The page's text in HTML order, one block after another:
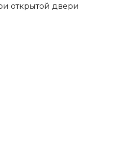
открытой двери